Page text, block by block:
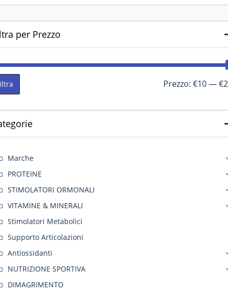
per Prezzo
Prezzo: €10—
Marche
PROTEINE
STIMOLATORI ORMONALI
VITAMINE & MINERALI
Stimolatori Metabolici
Supporto Articolazioni
Antiossidanti
NUTRIZIONE SPORTIVA
DIMAGRIMENTO